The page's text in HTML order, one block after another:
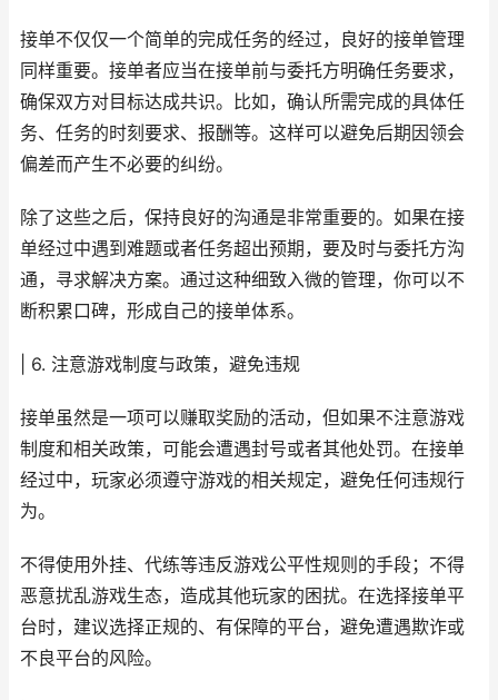
接单不仅仅一个简单的完成任务的经过，良好的接单管理
同样重要。接单者应当在接单前与委托方明确任务要求，
确保双方对目标达成共识。比如，确认所需完成的具体任
务、任务的时刻要求、报酬等。这样可以避免后期因领会
偏差而产生不必要的纠纷。
除了这些之后，保持良好的沟通是非常重要的。如果在接
单经过中遇到难题或者任务超出预期，要及时与委托方沟
通，寻求解决方案。通过这种细致入微的管理，你可以不
断积累口碑，形成自己的接单体系。
| 6. 注意游戏制度与政策，避免违规
接单虽然是一项可以赚取奖励的活动，但如果不注意游戏
制度和相关政策，可能会遭遇封号或者其他处罚。在接单
经过中，玩家必须遵守游戏的相关规定，避免任何违规行
为。
不得使用外挂、代练等违反游戏公平性规则的手段；不得
恶意扰乱游戏生态，造成其他玩家的困扰。在选择接单平
台时，建议选择正规的、有保障的平台，避免遭遇欺诈或
不良平台的风险。